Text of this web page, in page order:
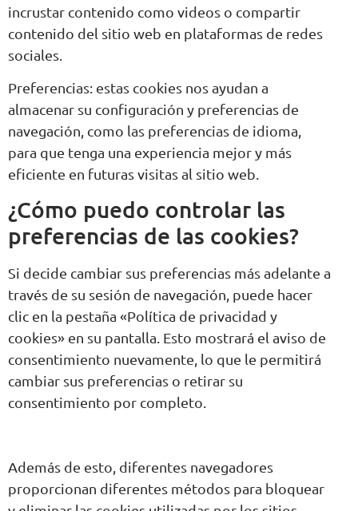
incrustar contenido como videos o compartir
contenido del sitio web en plataformas de redes
sociales.
Preferencias: estas cookies nos ayudan a
almacenar su configuración y preferencias de
navegación, como las preferencias de idioma,
para que tenga una experiencia mejor y más
eficiente en futuras visitas al sitio web.
¿Cómo puedo controlar las
preferencias de las cookies?
Si decide cambiar sus preferencias más adelante a
través de su sesión de navegación, puede hacer
clic en la pestaña «Política de privacidad y
cookies» en su pantalla. Esto mostrará el aviso de
consentimiento nuevamente, lo que le permitirá
cambiar sus preferencias o retirar su
consentimiento por completo.
Además de esto, diferentes navegadores
proporcionan diferentes métodos para bloquear